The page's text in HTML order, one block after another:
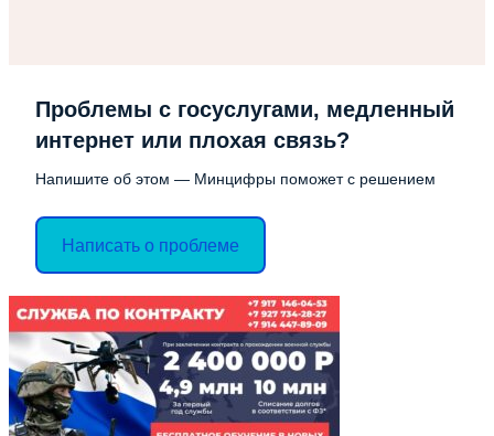
Проблемы с госуслугами, медленный
интернет или плохая связь?
Напишите об этом — Минцифры поможет с решением
Написать о проблеме